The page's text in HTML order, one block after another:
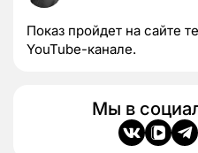
Показ пройдет на сайте
YouTube-канале.
Мы в